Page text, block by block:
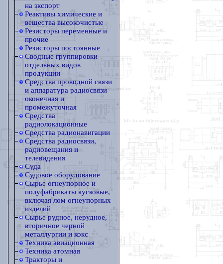
на экспорт
Реактивы химические и
вещества высокочистые
Резисторы переменные и
прочие
Резисторы постоянные
Сводные группировки
отдельных видов
продукции
Средства проводной связи
и аппаратура радиосвязи
оконечная и
промежуточная
Средства
радиолокационные
Средства радионавигации
Средства радиосвязи,
радиовещания и
телевидения
Суда
Судовое оборудование
Сырье огнеупорное и
полуфабрикаты кусковые,
включая лом огнеупорных
изделий
Сырье рудное, нерудное,
вторичное черной
металлургии и кокс
Техника авиационная
Техника атомная
Тракторы и